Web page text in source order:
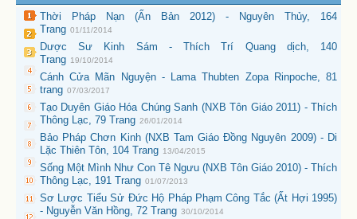
Thời Pháp Nạn (Ấn Bản 2012) - Nguyên Thủy, 164
Trang 01/11/2014
Dược Sư Kinh Sám - Thích Trí Quang dịch, 140
Trang 19/10/2014
Cánh Cửa Mãn Nguyện - Lama Thubten Zopa Rinpoche, 81
trang 07/03/2017
Tạo Duyên Giáo Hóa Chúng Sanh (NXB Tôn Giáo 2011) - Thích
Thông Lạc, 79 Trang 26/01/2014
Bảo Pháp Chơn Kinh (NXB Tam Giáo Đồng Nguyên 2009) - Di
Lặc Thiên Tôn, 104 Trang 13/04/2015
Sống Một Mình Như Con Tê Ngưu (NXB Tôn Giáo 2010) - Thích
Thông Lạc, 191 Trang 01/07/2013
Sơ Lược Tiểu Sử Đức Hộ Pháp Phạm Công Tắc (Ất Hợi 1995)
- Nguyễn Văn Hồng, 72 Trang 30/10/2014